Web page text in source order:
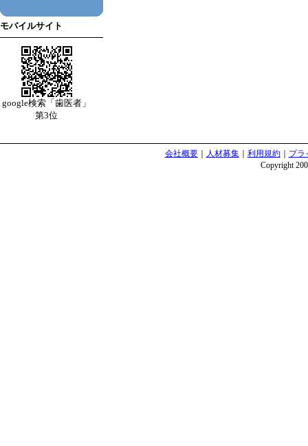
モバイルサイト
google検索「歯医者」
第3位
会社概要｜ 人材募集｜ 利用規約｜ プラ
Copyright